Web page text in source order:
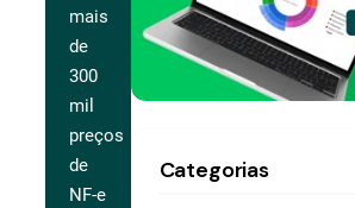
mais
de
300
mil
preços
de
NF-e
Categorias